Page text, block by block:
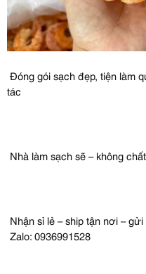
Đóng gói sạch đẹp, tiện làm
tác
Nhà làm sạch sẽ – không
Nhận sỉ lẻ – ship tận nơi –
Zalo: 0936991528